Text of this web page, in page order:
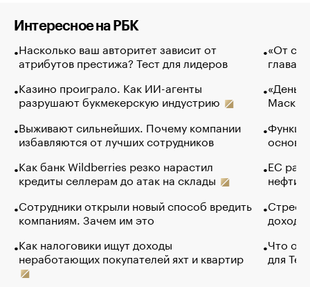
Интересное на РБК
Насколько ваш авторитет зависит от
атрибутов престижа? Тест для лидеров
Казино проиграло. Как ИИ-агенты
разрушают букмекерскую индустрию
Выживают сильнейших. Почему компании
избавляются от лучших сотрудников
Как банк Wildberries резко нарастил
кредиты селлерам до атак на склады
Сотрудники открыли новый способ вредить
компаниям. Зачем им это
Как налоговики ищут доходы
неработающих покупателей яхт и квартир
«От
глава
Маск в
основ
ЕС
нефти
Что
для